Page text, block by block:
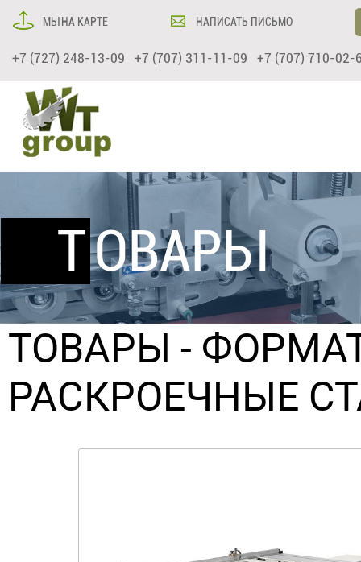
МЫ НА КАРТЕ НАПИСАТЬ ПИСЬМО
+7 (727) 248-13-09 +7 (707) 311-11-09 +7 (707) 710-02-
ТОВАРЫ
ТОВАРЫ -
РАСКРОЕЧНЫЕ